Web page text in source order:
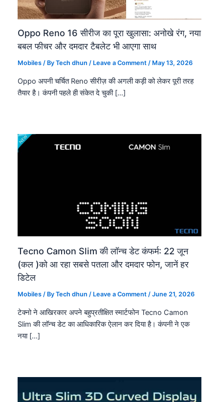
Oppo Reno 16 सीरीज का पूरा खुलासा: अनोखे रंग, नया
बबल फीचर और दमदार टैबलेट भी आएगा साथ
Mobiles / ByTech dhun/ Leave a Comment / May 13, 2026
Oppo अपनी चर्चित Reno सीरीज़ की अगली कड़ी को लेकर पूरी तरह
तैयार है। कंपनी पहले ही संकेत दे चुकी […]
Tecno Camon Slim की लॉन्च डेट कंफर्म: 22 जून
(कल )को आ रहा सबसे पतला और दमदार फोन, जानें हर
डिटेल
Mobiles / ByTech dhun / Leave a Comment /June 21, 2026
टेक्नो ने आखिरकार अपने बहुप्रतीक्षित स्मार्टफोन Tecno Camon
Slim की लॉन्च डेट का आधिकारिक ऐलान कर दिया है। कंपनी ने एक
नया […]